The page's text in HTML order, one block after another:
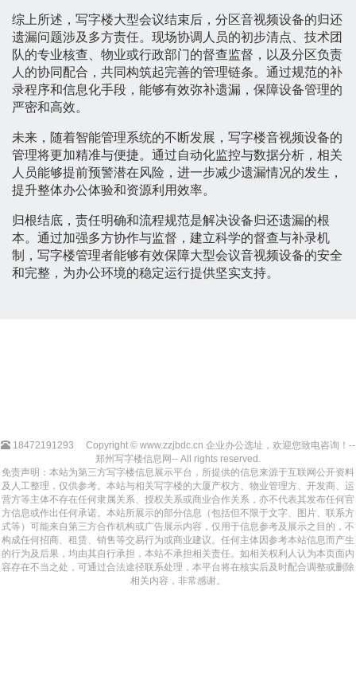
综上所述，写字楼大型会议结束后，分区音视频设备的归还
遗漏问题涉及多方责任。现场协调人员的初步清点、技术团
队的专业核查、物业或行政部门的督查监督，以及分区负责
人的协同配合，共同构筑起完善的管理链条。通过规范的补
录程序和信息化手段，能够有效弥补遗漏，保障设备管理的
严密和高效。
未来，随着智能管理系统的不断发展，写字楼音视频设备的
管理将更加精准与便捷。通过自动化监控与数据分析，相关
人员能够提前预警潜在风险，进一步减少遗漏情况的发生，
提升整体办公体验和资源利用效率。
归根结底，责任明确和流程规范是解决设备归还遗漏的根
本。通过加强多方协作与监督，建立科学的督查与补录机
制，写字楼管理者能够有效保障大型会议音视频设备的安全
和完整，为办公环境的稳定运行提供坚实支持。
18472191293
Copyright © www.zzjbdc.cn 企业办公选址，欢迎您致电咨询！--
郑州写字楼信息网-- All rights reserved.
免责声明：本站为第三方写字楼信息展示平台，所提供的信息来源于互联网公开资料
及人工整理，仅供参考。本站与相关写字楼的大厦产权方、物业管理方、开发商、运
营方等主体不存在任何隶属关系、授权关系或商业合作关系，亦不代表其发布任何官
方信息或作出任何承诺。本站所展示的部分信息（包括但不限于文字、图片、联系方
式等）可能来自第三方合作机构或广告展示内容，仅用于信息参考及展示之目的，不
构成任何招商、租赁、销售等交易行为或商业建议。任何主体因参考本站信息而产生
的行为及后果，均由其自行承担，本站不承担相关责任。如相关权利人认为本页面内
容存在不当之处，可通过合法途径联系处理，本平台将在核实后及时配合调整或删除
相关内容，非常感谢。